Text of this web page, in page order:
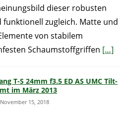
dieser robusten
funktionell zugleich. Matte und
von stabilem
Schaumstoffgriffen […]
T-S 24mm f3.5 ED AS UMC Tilt-
im März 2013
15, 2018